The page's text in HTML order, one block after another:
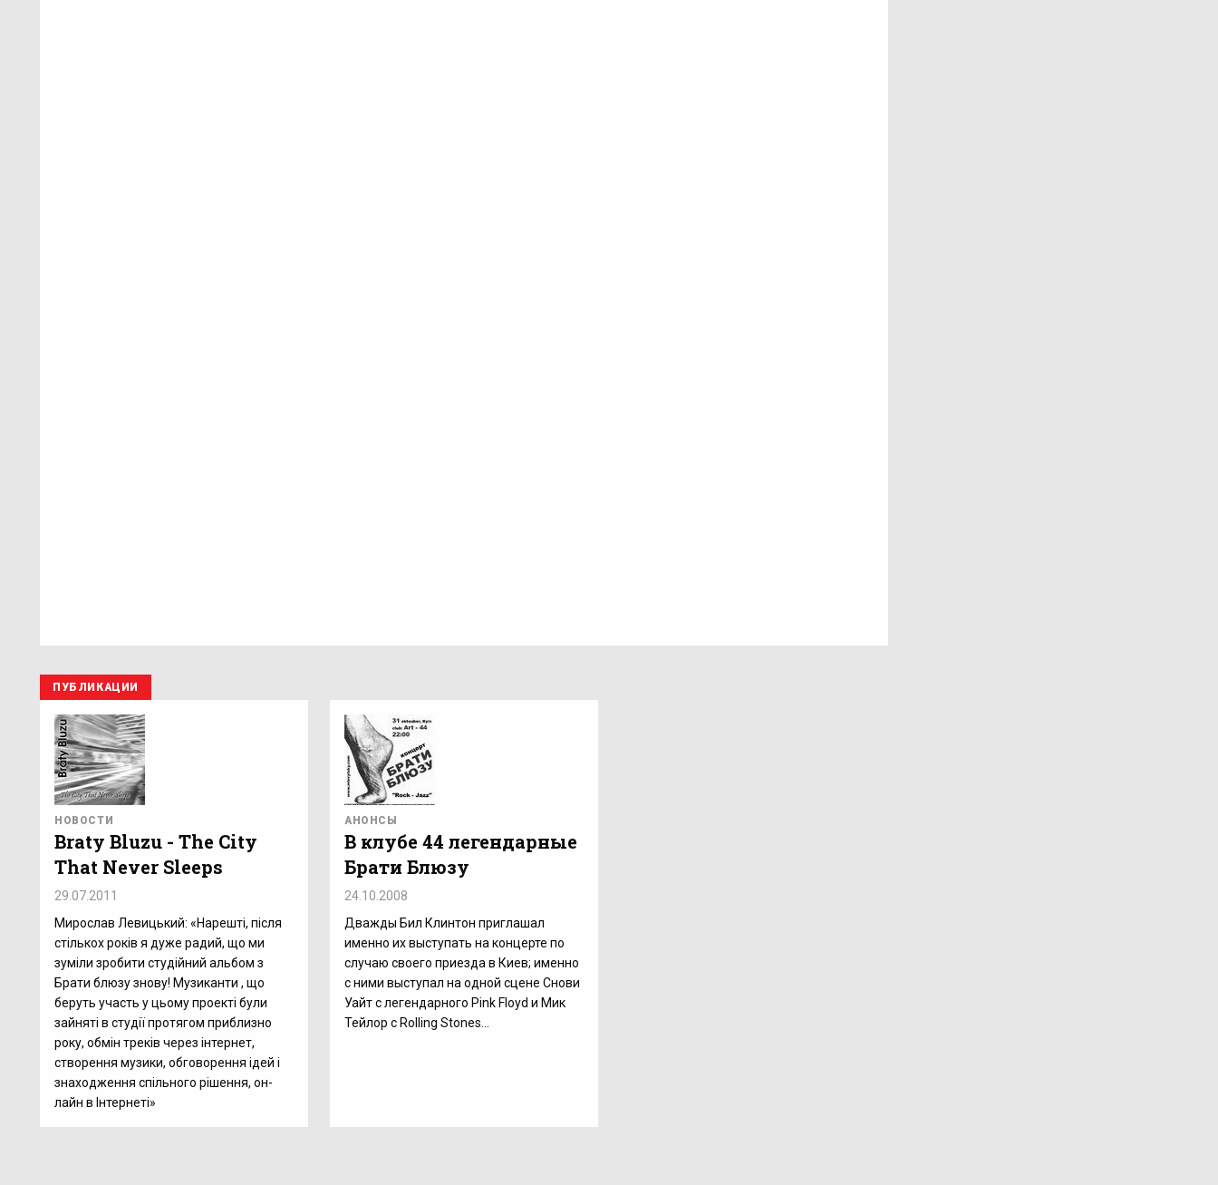
ПУБЛИКАЦИИ
НОВОСТИ
Braty Bluzu - The City
That Never Sleeps
29.07.2011
Мирослав Левицький: «Нарешті, після
стількох років я дуже радий, що ми
зуміли зробити студійний альбом з
Брати блюзу знову! Музиканти , що
беруть участь у цьому проекті були
зайняті в студії протягом приблизно
року, обмін треків через інтернет,
створення музики, обговорення ідей і
знаходження спільного рішення, он-
лайн в Інтернеті»
АНОНСЫ
В клубе 44 легендарные
Брати Блюзу
24.10.2008
Дважды Бил Клинтон приглашал
именно их выступать на концерте по
случаю своего приезда в Киев; именно
с ними выступал на одной сцене Снови
Уайт с легендарного Pink Floyd и Мик
Тейлор с Rolling Stones...